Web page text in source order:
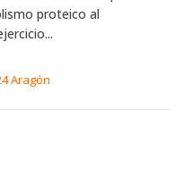
proteico al
Aragón